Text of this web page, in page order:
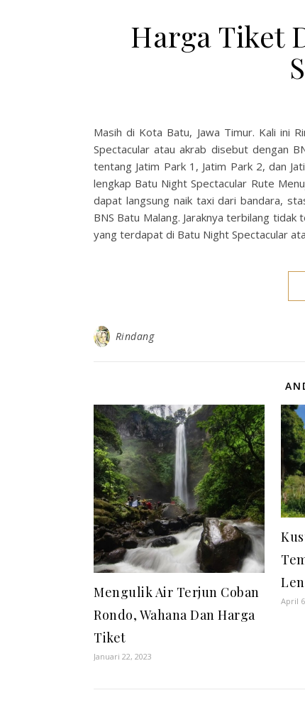
Harga Tiket
Masih di Kota Batu, Jawa Timur. Kali ini
Spectacular atau akrab disebut dengan
tentang Jatim Park 1, Jatim Park 2, dan
lengkap Batu Night Spectacular Rute
dapat langsung naik taxi dari bandara,
BNS Batu Malang. Jaraknya terbilang
yang terdapat di Batu Night Spectacular
Rindang
Mengulik Air Terjun Coban
Rondo, Wahana Dan Harga
Tiket
Januari 22, 2023
April